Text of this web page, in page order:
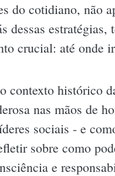
do cotidiano, não
dessas
crucial: até onde
contexto histórico
nas mãos de
sociais - e
sobre como
e